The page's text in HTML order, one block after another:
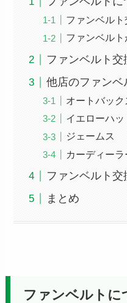
ファンベルト
ファンベル
ファンベルト交
他店のファンベ
オートバック
イエローハッ
ジェームス
カーディーラ
ファンベルト
まとめ
ファンベルトに